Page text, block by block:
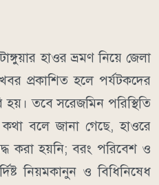
হাওর ভ্রমণ নিয়ে জেলা
প্রকাশিত হলে পর্যটকদের
হয়। তবে সরেজমিন পরিস্থিতি
বলে জানা গেছে, হাওরে
করা হয়নি; বরং পরিবেশ ও
নিয়মকানুন ও বিধিনিষেধ